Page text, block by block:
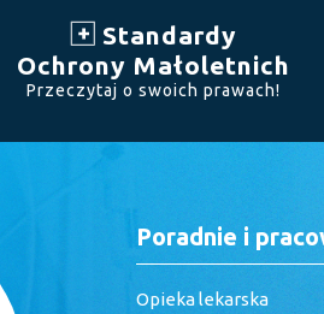
Standardy
Ochrony Małoletnich
Przeczytaj o swoich prawach!
Poradnie i
Opieka lekarska